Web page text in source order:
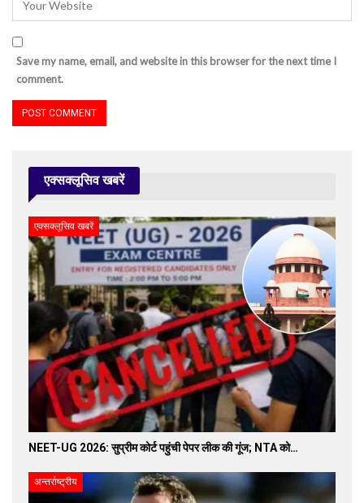
Save my name, email, and website in this browser for the next time I
comment.
एक्सक्लूसिव खबरें
एक्सक्लूसिव खबरें
NEET-UG 2026: सुप्रीम कोर्ट पहुंची पेपर लीक की गूंज; NTA को…
अन्तर्राष्ट्रीय